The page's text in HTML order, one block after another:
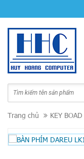
Trang chủ KEY